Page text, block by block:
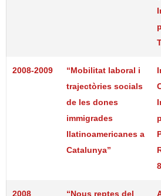
2008-2009
“Mobilitat laboral i
trajectòries socials
de les dones
immigrades
llatinoamericanes a
Catalunya”
2008
“Nous reptes del